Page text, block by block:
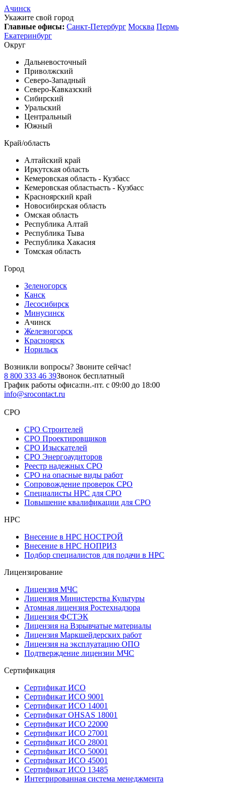
Ачинск
Укажите свой город
Главные офисы: Санкт-Петербург Москва Пермь
Екатеринбург
Округ
Дальневосточный
Приволжский
Северо-Западный
Северо-Кавказский
Сибирский
Уральский
Центральный
Южный
Край/область
Алтайский край
Иркутская область
Кемеровская область - Кузбасс
Кемеровская областьасть - Кузбасс
Красноярский край
Новосибирская область
Омская область
Республика Алтай
Республика Тыва
Республика Хакасия
Томская область
Город
Зеленогорск
Канск
Лесосибирск
Минусинск
Ачинск
Железногорск
Красноярск
Норильск
Возникли вопросы? Звоните сейчас!
8 800 333 46 39Звонок бесплатный
График работы офиса:пн.-пт. с 09:00 до 18:00
info@srocontact.ru
СРО
СРО Строителей
СРО Проектировщиков
СРО Изыскателей
СРО Энергоаудиторов
Реестр надежных СРО
СРО на опасные виды работ
Сопровождение проверок СРО
Специалисты НРС для СРО
Повышение квалификации для СРО
НРС
Внесение в НРС НОСТРОЙ
Внесение в НРС НОПРИЗ
Подбор специалистов для подачи в НРС
Лицензирование
Лицензия МЧС
Лицензия Министерства Культуры
Атомная лицензия Ростехнадзора
Лицензия ФСТЭК
Лицензия на Взрывчатые материалы
Лицензия Маркшейдерских работ
Лицензия на эксплуатацию ОПО
Подтверждение лицензии МЧС
Сертификация
Сертификат ИСО
Сертификат ИСО 9001
Сертификат ИСО 14001
Сертификат OHSAS 18001
Сертификат ИСО 22000
Сертификат ИСО 27001
Сертификат ИСО 28001
Сертификат ИСО 50001
Сертификат ИСО 45001
Сертификат ИСО 13485
Интегрированная система менеджмента